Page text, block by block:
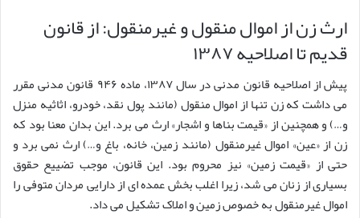
ارث زن از اموال منقول و غیرمنقول: از قانون
قدیم تا اصلاحیه ۱۳۸۷
پیش از اصلاحیه قانون مدنی در سال ۱۳۸۷، ماده ۹۴۶ قانون مدنی مقرر
می داشت که زن تنها از اموال منقول (مانند پول نقد، خودرو، اثاثیه منزل
و…) و همچنین از «قیمت بناها و اشجار» ارث می برد. این بدان معنا بود که
زن از «عین» اموال غیرمنقول (مانند زمین، خانه، باغ و…) ارث نمی برد و
حتی از «قیمت زمین» نیز محروم بود. این قانون، موجب تضییع حقوق
بسیاری از زنان می شد، زیرا اغلب بخش عمده ای از دارایی مردان متوفی را
اموال غیرمنقول به خصوص زمین و املاک تشکیل می داد.